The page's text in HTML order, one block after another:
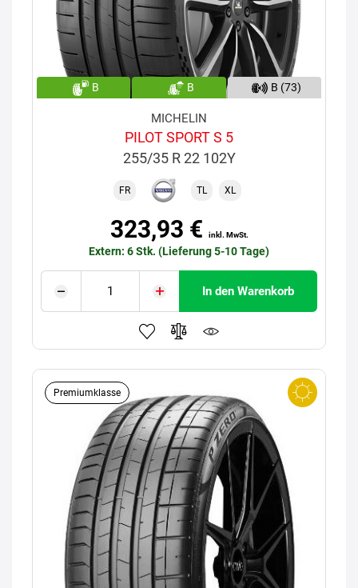
B B B (73)
MICHELIN
PILOT SPORT S 5
255/35 R 22 102Y
FR TL XL
323,93 € inkl. MwSt.
Extern: 6 Stk. (Lieferung 5-10 Tage)
In den Warenkorb
Premiumklasse